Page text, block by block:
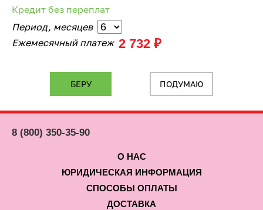
Кредит без переплат
Период, месяцев
Ежемесячный платеж 2 732 ₽
ПОДУМАЮ
8 (800) 350-35-90
О НАС
ЮРИДИЧЕСКАЯ ИНФОРМАЦИЯ
СПОСОБЫ ОПЛАТЫ
ДОСТАВКА